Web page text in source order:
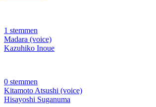
1 stemmen
Madara (voice)
Kazuhiko Inoue
0 stemmen
Kitamoto Atsushi (voice)
Hisayoshi Suganuma